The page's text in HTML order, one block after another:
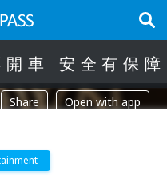
開 車 安 全 有 保 障
Share Open with app